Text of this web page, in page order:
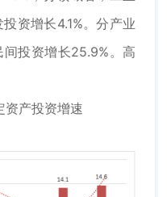
资增长4.1%。分产业
投资增长25.9%。高
产投资增速